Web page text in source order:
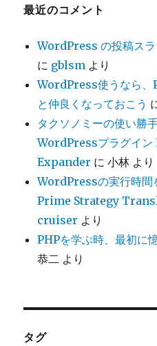
ブ
最近のコメント
WordPress の投稿ス
に gblsm より
WordPress使うなら、
と仲良くなっておこう
タクソノミーの使い勝
WordPressプラグイ
Expander に小林 より
WordPressの実行時間
Prime Strategy
cruiser より
PHPを学ぶ時、最初に
恭二 より
タグ